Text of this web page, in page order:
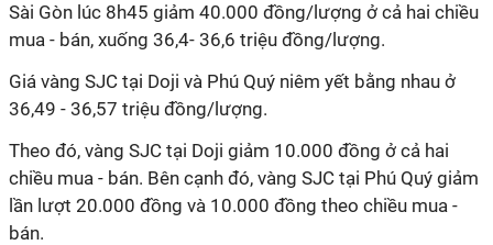
Sài Gòn lúc 8h45 giảm 40.000 đồng/lượng ở cả hai chiều
mua - bán, xuống 36,4- 36,6 triệu đồng/lượng.
Giá vàng SJC tại Doji và Phú Quý niêm yết bằng nhau ở
36,49 - 36,57 triệu đồng/lượng.
Theo đó, vàng SJC tại Doji giảm 10.000 đồng ở cả hai
chiều mua - bán. Bên cạnh đó, vàng SJC tại Phú Quý giảm
lần lượt 20.000 đồng và 10.000 đồng theo chiều mua -
bán.